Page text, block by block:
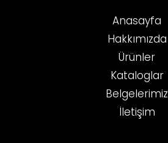
Anasayfa
Hakkımızda
Ürünler
Kataloglar
Belgelerimiz
İletişim